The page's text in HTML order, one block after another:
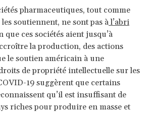
pharmaceutiques, tout comme
soutiennent, ne sont pas àl’abri
que ces sociétés aient jusqu’à
la production, des actions
le soutien américain à une
de propriété intellectuelle sur les
19 suggèrent que certains
qu’il est insuffisant de
riches pour produire en masse et